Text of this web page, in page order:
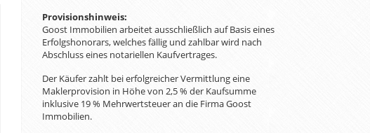
Provisionshinweis:
Goost Immobilien arbeitet ausschließlich auf Basis eines
Erfolgshonorars, welches fällig und zahlbar wird nach
Abschluss eines notariellen Kaufvertrages.
Der Käufer zahlt bei erfolgreicher Vermittlung eine
Maklerprovision in Höhe von 2,5 % der Kaufsumme
inklusive 19 % Mehrwertsteuer an die Firma Goost
Immobilien.